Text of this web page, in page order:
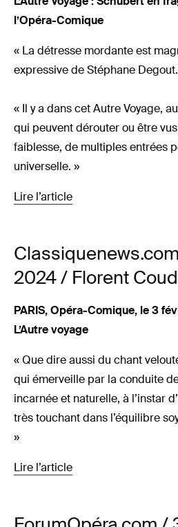
l’Opéra-Comique
« La détresse mordante est
expressive de Stéphane
« Il y a dans cet Autre Voyage,
qui peuvent dérouter ou être
faiblesse, de multiples entrées
universelle. »
Lire l’article
2024 / Florent
PARIS, Opéra-Comique, le 3
L’Autre voyage
« Que dire aussi du chant
qui émerveille par la conduite
incarnée et naturelle, à l’instar
très touchant dans l’équilibre
»
Lire l’article